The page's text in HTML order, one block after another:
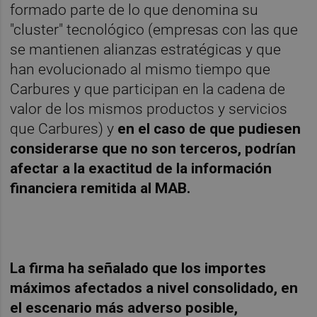
formado parte de lo que denomina su
"cluster" tecnológico (empresas con las que
se mantienen alianzas estratégicas y que
han evolucionado al mismo tiempo que
Carbures y que participan en la cadena de
valor de los mismos productos y servicios
que Carbures) y en el caso de que pudiesen
considerarse que no son terceros, podrían
afectar a la exactitud de la información
financiera remitida al MAB.
La firma ha señalado que los importes
máximos afectados a nivel consolidado, en
el escenario más adverso posible,